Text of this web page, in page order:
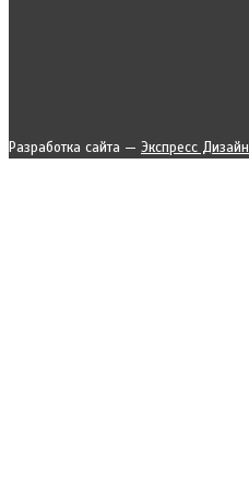
Разработка сайта — Экспресс Дизайн